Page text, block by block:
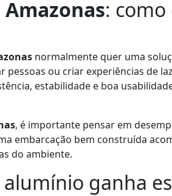
:
normalmente quer uma
ou criar experiências de
estabilidade e boa
, é importante pensar em
embarcação bem construída
do ambiente.
ganha